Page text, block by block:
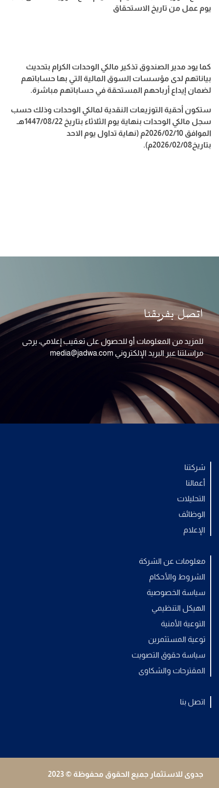
يوم عمل من تاريخ الاستحقاق
كما يود مدير الصندوق تذكير مالكي الوحدات الكرام بتحديث
بياناتهم لدى مؤسسات السوق المالية التي بها حساباتهم
لضمان إيداع أرباحهم المستحقة في حساباتهم مباشرة.
ستكون أحقية التوزيعات النقدية لمالكي الوحدات وذلك حسب
سجل مالكي الوحدات بنهاية يوم الثلاثاء بتاريخ 1447/08/22هـ
الموافق 2026/02/10م (نهاية تداول يوم الاحد
بتاريخ2026/02/08م)
.
اتصل بفريقنا
للمزيد من المعلومات أو للحصول على تعقيب إعلامي، يرجى
مراسلتنا عبر البريد الإلكتروني media@jadwa.com
شركتنا
أعمالنا
التحليلات
الوظائف
الإعلام
معلومات عن الشركة
الشروط والأحكام
سياسة الخصوصية
الهيكل التنظيمي
التوعية الأمنية
توعية المستثمرين
سياسة حقوق التصويت
المقترحات والشكاوى
اتصل بنا
جدوى للاستثمار جميع الحقوق محفوظة © 2023